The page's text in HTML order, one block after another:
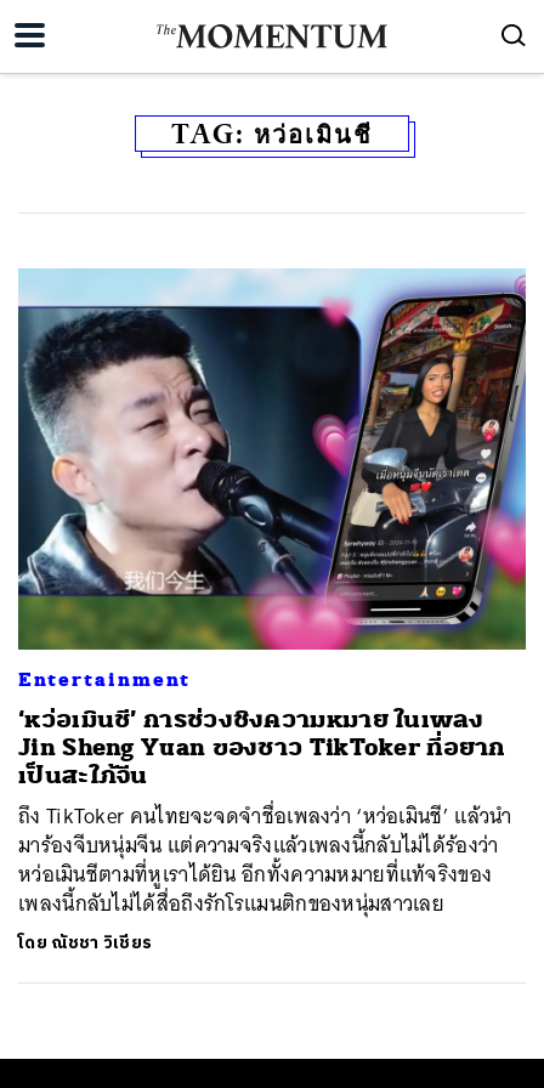
TAG: หว่อเมินชี
Entertainment
‘หว่อเมินชี’ การช่วงชิงความหมาย ในเพลง
Jin Sheng Yuan ของชาว TikToker ที่อยาก
เป็นสะใภ้จีน
ถึง TikToker คนไทยจะจดจำชื่อเพลงว่า ‘หว่อเมินชี’ แล้วนำ
มาร้องจีบหนุ่มจีน แต่ความจริงแล้วเพลงนี้กลับไม่ได้ร้องว่า
หว่อเมินชีตามที่หูเราได้ยิน อีกทั้งความหมายที่แท้จริงของ
เพลงนี้กลับไม่ได้สื่อถึงรักโรแมนติกของหนุ่มสาวเลย
โดย ณัชชา วิเชียร
SHARE TWEET LINE EMAIL